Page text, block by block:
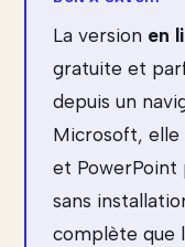
La version en
gratuite et
depuis un
Microsoft, elle
et PowerPoint
sans
complète que